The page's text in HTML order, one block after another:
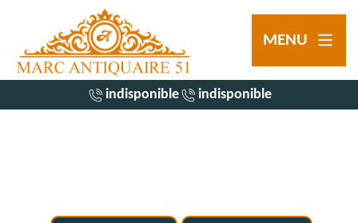
MENU
indisponible indisponible